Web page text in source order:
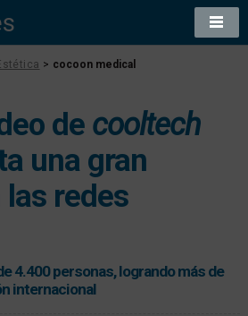
> cocoon medical
de cooltech
una gran
redes
4.400 personas, logrando más de
internacional